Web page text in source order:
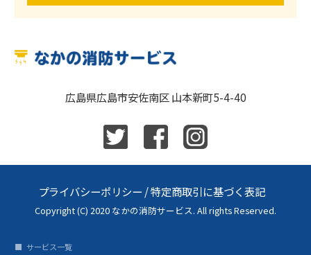
広島県広島市安佐南区 山本新町5-4-40
プライバシーポリシー /特定商取引に基づく表記
Copyright (C) 2020 なかの消防サービス. All rights Reserved.
サービス一覧